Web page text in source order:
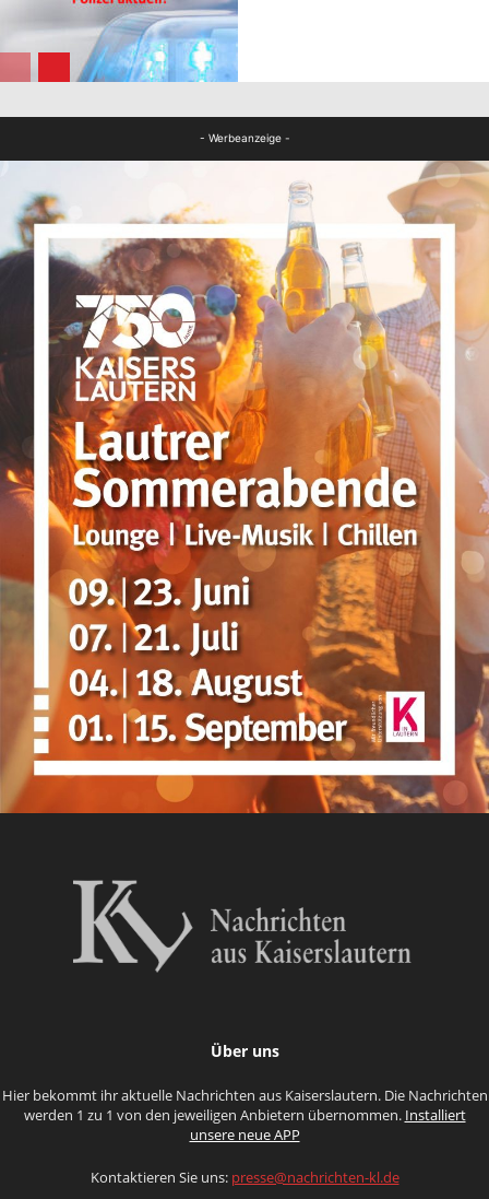
- Werbeanzeige -
Über uns
Hier bekommt ihr aktuelle Nachrichten aus Kaiserslautern. Die Nachrichten
werden 1 zu 1 von den jeweiligen Anbietern übernommen. Installiert
unsere neue APP
Kontaktieren Sie uns: presse@nachrichten-kl.de